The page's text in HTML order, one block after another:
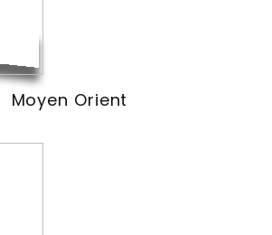
Moyen Orient